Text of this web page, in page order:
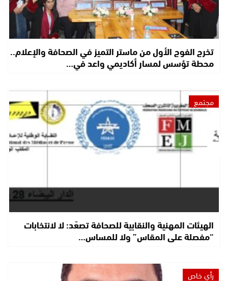
تخرج الفوج الأول من ماستر التميز في الصحافة والإعلام..
محطة تؤسس لمسار أكاديمي واعد في…
مجتمع
الهيئات المهنية والنقابية للصحافة تصعّد: لا لانتخابات
“مفصلة على المقاس” ولا للمساس…
رأي خاص